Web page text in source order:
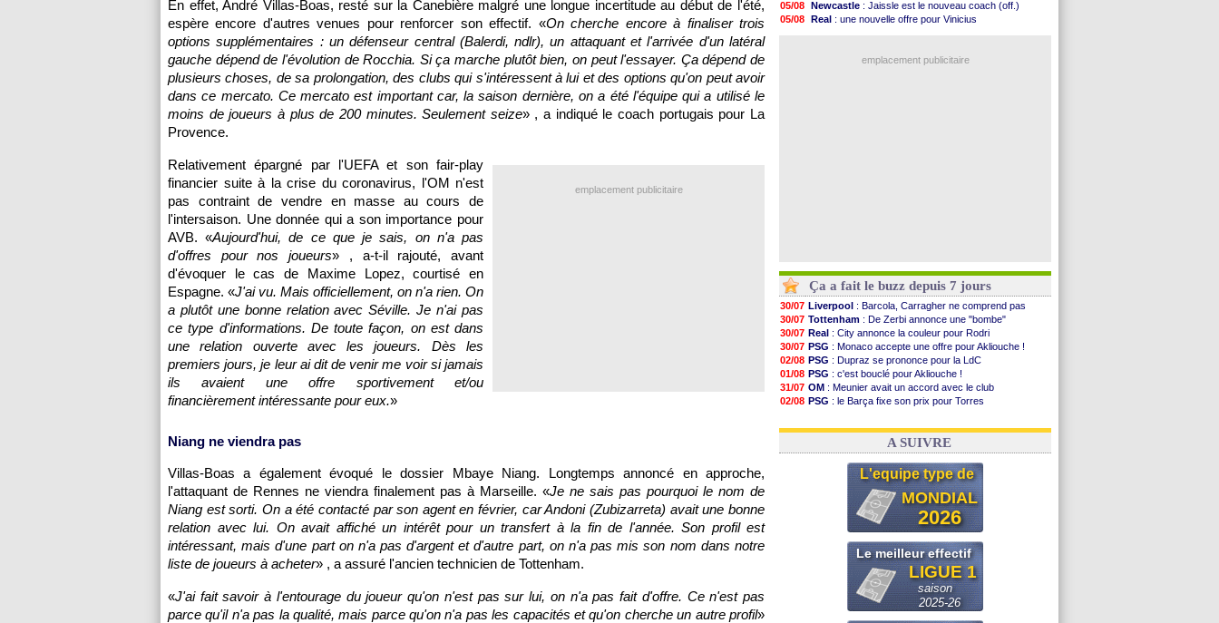
En effet, André Villas-Boas, resté sur la Canebière malgré une longue incertitude au début de l'été,
espère encore d'autres venues pour renforcer son effectif. «On cherche encore à finaliser trois
options supplémentaires : un défenseur central (Balerdi, ndlr), un attaquant et l'arrivée d'un latéral
gauche dépend de l'évolution de Rocchia. Si ça marche plutôt bien, on peut l'essayer. Ça dépend de
plusieurs choses, de sa prolongation, des clubs qui s'intéressent à lui et des options qu'on peut avoir
dans ce mercato. Ce mercato est important car, la saison dernière, on a été l'équipe qui a utilisé le
moins de joueurs à plus de 200 minutes. Seulement seize» , a indiqué le coach portugais pour La
Provence.
emplacement publicitaire
Relativement épargné par l'UEFA et son fair-play
financier suite à la crise du coronavirus, l'OM n'est
pas contraint de vendre en masse au cours de
l'intersaison. Une donnée qui a son importance pour
AVB. «Aujourd'hui, de ce que je sais, on n'a pas
d'offres pour nos joueurs» , a-t-il rajouté, avant
d'évoquer le cas de Maxime Lopez, courtisé en
Espagne. «J'ai vu. Mais officiellement, on n'a rien. On
a plutôt une bonne relation avec Séville. Je n'ai pas
ce type d'informations. De toute façon, on est dans
une relation ouverte avec les joueurs. Dès les
premiers jours, je leur ai dit de venir me voir si jamais
ils avaient une offre sportivement et/ou
financièrement intéressante pour eux.»
Niang ne viendra pas
Villas-Boas a également évoqué le dossier Mbaye Niang. Longtemps annoncé en approche,
l'attaquant de Rennes ne viendra finalement pas à Marseille. «Je ne sais pas pourquoi le nom de
Niang est sorti. On a été contacté par son agent en février, car Andoni (Zubizarreta) avait une bonne
relation avec lui. On avait affiché un intérêt pour un transfert à la fin de l'année. Son profil est
intéressant, mais d'une part on n'a pas d'argent et d'autre part, on n'a pas mis son nom dans notre
liste de joueurs à acheter» , a assuré l'ancien technicien de Tottenham.
«J'ai fait savoir à l'entourage du joueur qu'on n'est pas sur lui, on n'a pas fait d'offre. Ce n'est pas
parce qu'il n'a pas la qualité, mais parce qu'on n'a pas les capacités et qu'on cherche un autre profil»
05/08 Newcastle : Jaissle est le nouveau coach (off.)
05/08 Real : une nouvelle offre pour Vinicius
: Diomandé arrive pour 140 M€ !
emplacement publicitaire
Ça a fait le buzz depuis 7 jours
30/07 Liverpool : Barcola, Carragher ne comprend pas
30/07 Tottenham : De Zerbi annonce une "bombe"
30/07 Real : City annonce la couleur pour Rodri
30/07 PSG : Monaco accepte une offre pour Akliouche !
02/08 PSG : Dupraz se prononce pour la LdC
01/08 PSG : c'est bouclé pour Akliouche !
31/07 OM : Meunier avait un accord avec le club
02/08 PSG : le Barça fixe son prix pour Torres
01/08 Barça: Torres souhaite rejoindre le PSG !
A SUIVRE
L'equipe type de
MONDIAL
2026
Le meilleur effectif
LIGUE 1
saison
2025-26